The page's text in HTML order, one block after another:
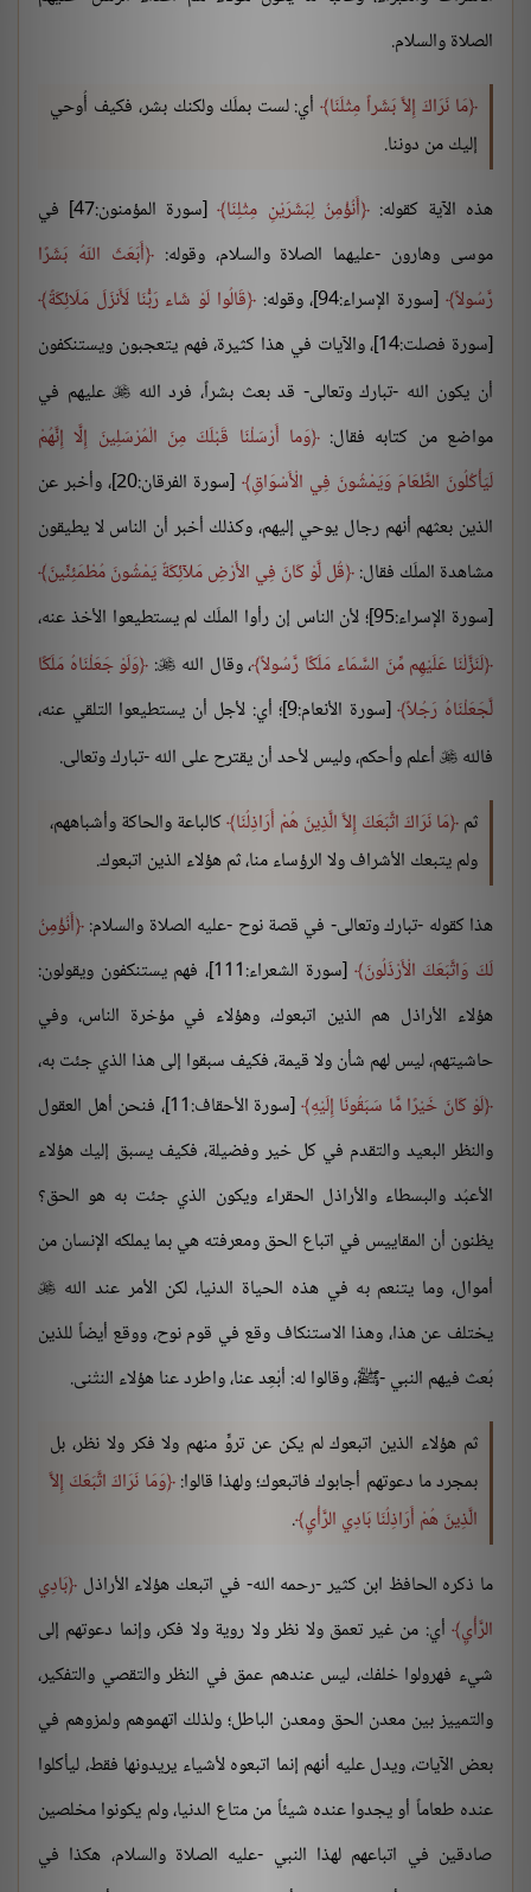
الصلاة والسلام.
مَا نَرَاكَ إِلاَّ بَشَراً مِثْلَنَا أي: لست بملَك ولكنك بشر، فكيف أُوحي
إليك من دوننا.
هذه الآية كقوله: أَنُؤْمِنُ لِبَشَرَيْنِ مِثْلِنَا
[سورة المؤمنون:47] في
موسى وهارون -عليهما الصلاة والسلام، وقوله: أَبَعَثَ اللّهُ بَشَرًا
رَّسُولاً [سورة الإسراء:94]، وقوله:
قَالُوا لَوْ شَاء رَبُّنَا لَأَنزَلَ مَلَائِكَةً
[سورة فصلت:14]، والآيات في هذا كثيرة، فهم يتعجبون ويستنكفون
أن يكون الله -تبارك وتعالى- قد بعث بشراً، فرد الله عليهم في
مواضع من كتابه فقال: وَما أَرْسَلْنَا قَبْلَكَ مِنَ الْمُرْسَلِينَ إِلَّا إِنَّهُمْ
لَيَأْكُلُونَ الطَّعَامَ وَيَمْشُونَ فِي الْأَسْوَاقِ
[سورة الفرقان:20]، وأخبر عن
الذين بعثهم أنهم رجال يوحي إليهم، وكذلك أخبر أن الناس لا يطيقون
مشاهدة الملَك فقال: قُل لَّوْ كَانَ فِي الأَرْضِ مَلآئِكَةٌ يَمْشُونَ مُطْمَئِنِّينَ
[سورة الإسراء:95]؛ لأن الناس إن رأوا الملَك لم يستطيعوا الأخذ عنه،
لَنَزَّلْنَا عَلَيْهِم مِّنَ السَّمَاء مَلَكًا رَّسُولاً ، وقال الله 
: وَلَوْ جَعَلْنَاهُ مَلَكًا
لَّجَعَلْنَاهُ رَجُلاً
[سورة الأنعام:9]؛ أي: لأجل أن يستطيعوا التلقي عنه،
فالله  أعلم وأحكم، وليس لأحد أن يقترح على الله -تبارك وتعالى.
ثم مَا نَرَاكَ اتَّبَعَكَ إِلاَّ الَّذِينَ هُمْ أَرَاذِلُنَا كالباعة والحاكة وأشباههم،
ولم يتبعك الأشراف ولا الرؤساء منا، ثم هؤلاء الذين اتبعوك.
هذا كقوله -تبارك وتعالى- في قصة نوح -عليه الصلاة والسلام: أَنُؤْمِنُ
لَكَ وَاتَّبَعَكَ الْأَرْذَلُونَ
[سورة الشعراء:111]، فهم يستنكفون ويقولون:
هؤلاء الأراذل هم الذين اتبعوك، وهؤلاء في مؤخرة الناس، وفي
حاشيتهم، ليس لهم شأن ولا قيمة، فكيف سبقوا إلى هذا الذي جئت به،
لَوْ كَانَ خَيْرًا مَّا سَبَقُونَا إِلَيْهِ
[سورة الأحقاف:11]، فنحن أهل العقول
والنظر البعيد والتقدم في كل خير وفضيلة، فكيف يسبق إليك هؤلاء
الأعبُد والبسطاء والأراذل الحقراء ويكون الذي جئت به هو الحق؟
يظنون أن المقاييس في اتباع الحق ومعرفته هي بما يملكه الإنسان من
أموال، وما يتنعم به في هذه الحياة الدنيا، لكن الأمر عند الله 
يختلف عن هذا، وهذا الاستنكاف وقع في قوم نوح، ووقع أيضاً للذين
بُعث فيهم النبي -ﷺ، وقالوا له: أبْعِد عنا، واطرد عنا هؤلاء النتْنى.
ثم هؤلاء الذين اتبعوك لم يكن عن تروٍّ منهم ولا فكر ولا نظر، بل
بمجرد ما دعوتهم أجابوك فاتبعوك؛ ولهذا قالوا: وَمَا نَرَاكَ اتَّبَعَكَ إِلاَّ
الَّذِينَ هُمْ أَرَاذِلُنَا بَادِي الرَّأْيِ .
ما ذكره الحافظ ابن كثير -رحمه الله- في اتبعك هؤلاء الأراذل بَادِي
الرَّأْيِ أي: من غير تعمق ولا نظر ولا روية ولا فكر، وإنما دعوتهم إلى
شيء فهرولوا خلفك، ليس عندهم عمق في النظر والتقصي والتفكير،
والتمييز بين معدن الحق ومعدن الباطل؛ ولذلك اتهموهم ولمزوهم في
بعض الآيات، ويدل عليه أنهم إنما اتبعوه لأشياء يريدونها فقط، ليأكلوا
عنده طعاماً أو يجدوا عنده شيئاً من متاع الدنيا، ولم يكونوا مخلصين
صادقين في اتباعهم لهذا النبي -عليه الصلاة والسلام، هكذا في